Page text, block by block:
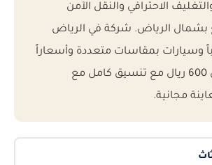
الاحترافي والنقل الآمن
بشمال الرياض. شركة في الرياض
وسيارات بمقاسات متعددة وأسعاراً
شفافة تبدأ من 600 ريال مع تنسيق كامل مع
مجانية.